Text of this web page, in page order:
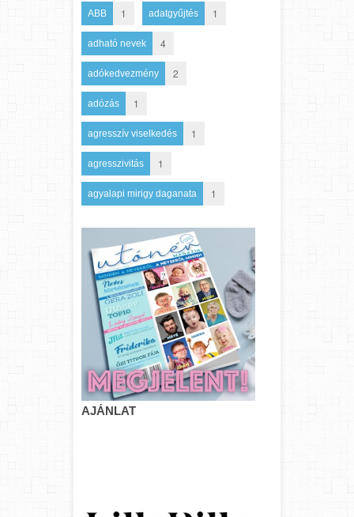
ABB 1 adatgyűjtés 1
adható nevek 4
adókedvezmény 2
adózás 1
agresszív viselkedés 1
agresszivitás 1
agyalapi mirigy daganata 1
AJÁNLAT